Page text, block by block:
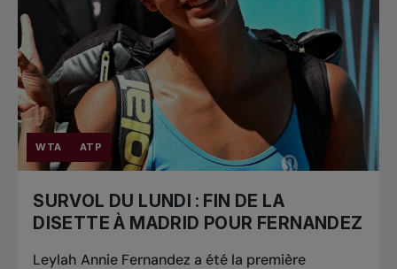
WTA ATP
SURVOL DU LUNDI : FIN DE LA
DISETTE À MADRID POUR FERNANDEZ
Leylah Annie Fernandez a été la première